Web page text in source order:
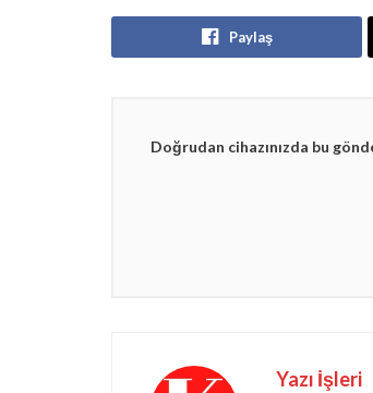
Paylaş
Doğrudan cihazınızda bu
Yazı İşleri